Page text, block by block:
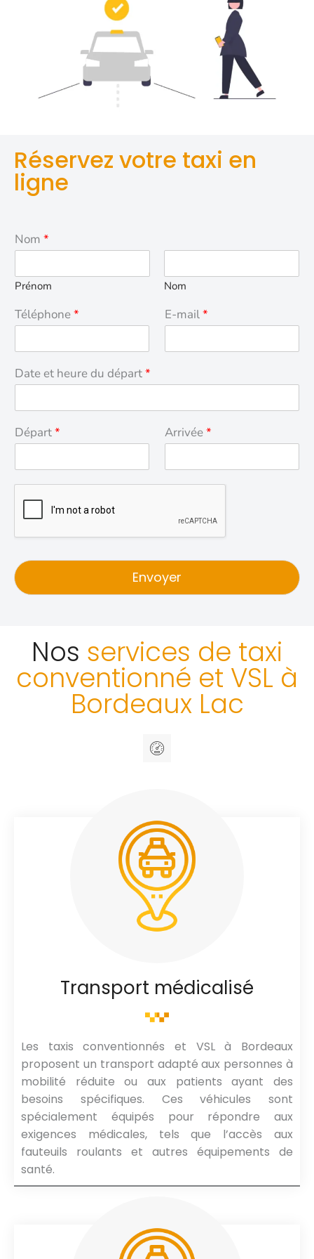
Réservez votre taxi en
ligne
Nom *
Prénom Nom
Téléphone* E-mail*
Date et heure du départ*
Départ* Arrivée*
Envoyer
Nos services de taxi
conventionné et VSL à
Bordeaux Lac
Transport médicalisé
Les taxis conventionnés et VSL à Bordeaux
proposent un transport adapté aux personnes à
mobilité réduite ou aux patients ayant des
besoins spécifiques. Ces véhicules sont
spécialement équipés pour répondre aux
exigences médicales, tels que l’accès aux
fauteuils roulants et autres équipements de
santé.